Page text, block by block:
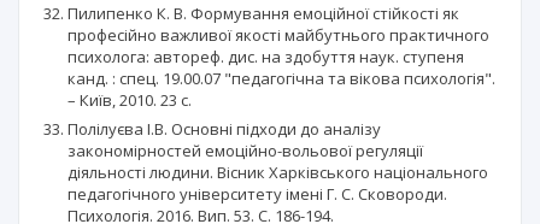
Пилипенко К. В. Формування емоційної стійкості як
професійно важливої якості майбутнього практичного
психолога: автореф. дис. на здобуття наук. ступеня
канд. : спец. 19.00.07 "педагогічна та вікова психологія".
– Київ, 2010. 23 с.
Полілуєва І.В. Основні підходи до аналізу
закономірностей емоційно-вольової регуляції
діяльності людини. Вісник Харківського національного
педагогічного університету імені Г. С. Сковороди.
Психологія. 2016. Вип. 53. С. 186-194.